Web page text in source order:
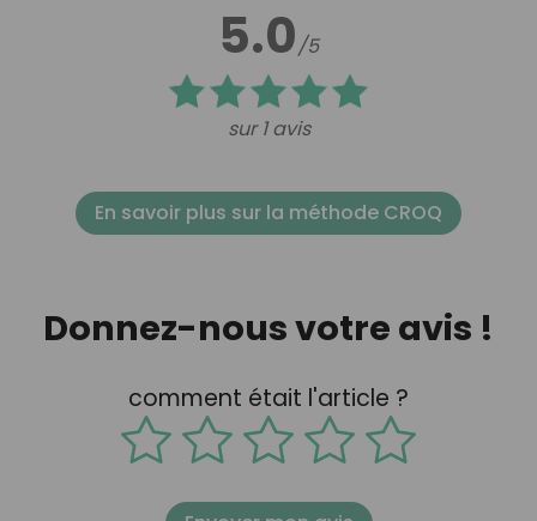
5.0/5
sur 1 avis
En savoir plus sur la méthode CROQ
Donnez-nous votre avis !
comment était l'article ?